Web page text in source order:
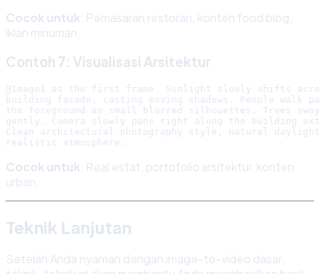
Cocok untuk: Pemasaran restoran, konten food blog,
iklan minuman.
Contoh 7: Visualisasi Arsitektur
@Image1 as the first frame. Sunlight slowly shifts
building facade, casting moving shadows. People walk
the foreground as small blurred silhouettes. Trees sway
gently. Camera slowly pans right along the building
Clean architectural photography style, natural
Cocok untuk: Real estat, portofolio arsitektur, konten
urban.
Teknik Lanjutan
Setelah Anda nyaman dengan image-to-video dasar,